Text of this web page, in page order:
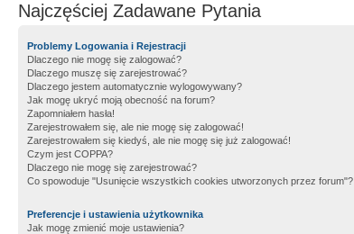
Najczęściej Zadawane Pytania
Problemy Logowania i Rejestracji
Dlaczego nie mogę się zalogować?
Dlaczego muszę się zarejestrować?
Dlaczego jestem automatycznie wylogowywany?
Jak mogę ukryć moją obecność na forum?
Zapomniałem hasła!
Zarejestrowałem się, ale nie mogę się zalogować!
Zarejestrowałem się kiedyś, ale nie mogę się już zalogować!
Czym jest COPPA?
Dlaczego nie mogę się zarejestrować?
Co spowoduje "Usunięcie wszystkich cookies utworzonych przez forum"?
Preferencje i ustawienia użytkownika
Jak mogę zmienić moje ustawienia?